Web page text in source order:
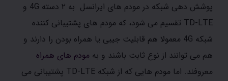
پوشش دهی شبکه در مودم های ایرانسل به ۲ دسته 4G و
TD-LTE تقسیم می شود، که مودم های پشتیبانی کننده
شبکه 4G معمولا هم قابلیت جیبی یا همراه بودن را دارند و
هم می توانند از نوع ثابت باشند و به مودم های همراه
معروفند. اما مودم هایی که از شبکه TD-LTE پشتیبانی می